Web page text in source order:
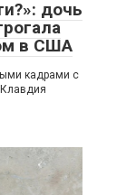
дочь
в США
кадрами с